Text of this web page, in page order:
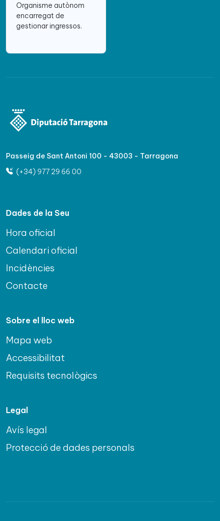
Organisme autònom
encarregat de
gestionar ingressos.
Passeig de Sant Antoni 100 - 43003 - Tarragona
(+34) 977 29 66 00
Dades de la Seu
Hora oficial
Calendari oficial
Incidències
Contacte
Sobre el lloc web
Mapa web
Accessibilitat
Requisits tecnològics
Legal
Avís legal
Protecció de dades personals